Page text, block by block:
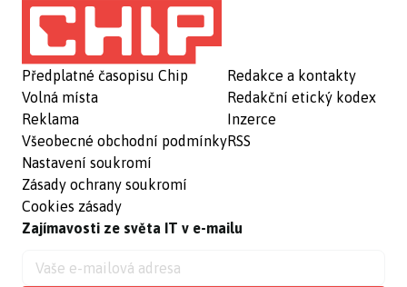
Předplatné časopisu Chip
Volná místa
Reklama
Všeobecné obchodní podmínky
Nastavení soukromí
Zásady ochrany soukromí
Cookies zásady
Redakce a kontakty
Redakční etický kodex
Inzerce
RSS
Zajímavosti ze světa IT v e-mailu